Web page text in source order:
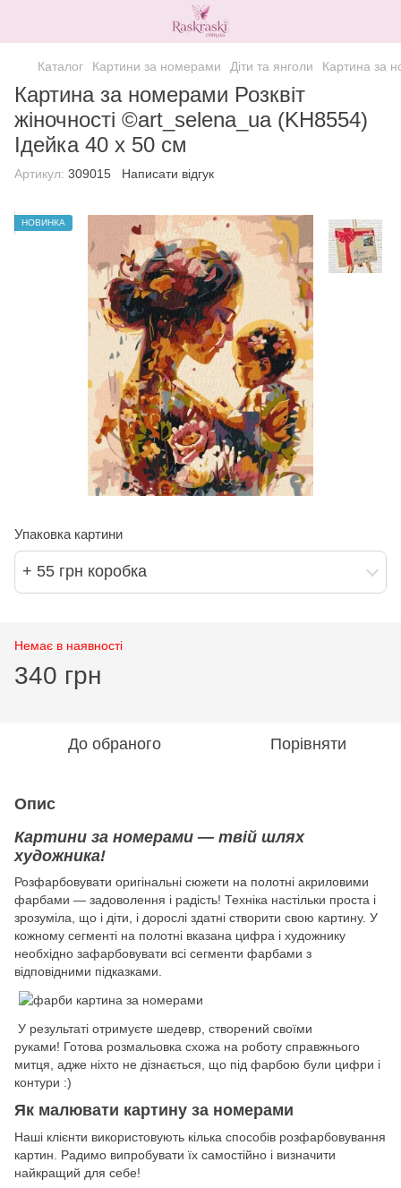
Каталог Картини за номерами Діти та янголи Картина за
Картина за номерами Розквіт
жіночності ©art_selena_ua (KH8554)
Ідейка 40 х 50 см
Артикул: 309015 Написати відгук
НОВИНКА
Упаковка картини
+ 55 грн коробка
Немає в наявності
340 грн
До обраного Порівняти
Опис
Картини за номерами — твій шлях
художника!
Розфарбовувати оригінальні сюжети на полотні акриловими
фарбами — задоволення і радість! Техніка настільки проста і
зрозуміла, що і діти, і дорослі здатні створити свою картину. У
кожному сегменті на полотні вказана цифра і художнику
необхідно зафарбовувати всі сегменти фарбами з
відповідними підказками.
У результаті отримуєте шедевр, створений своїми
руками! Готова розмальовка схожа на роботу справжнього
митця, адже ніхто не дізнається, що під фарбою були цифри і
контури :)
Як малювати картину за номерами
Наші клієнти використовують кілька способів розфарбовування
картин. Радимо випробувати їх самостійно і визначити
найкращий для себе!